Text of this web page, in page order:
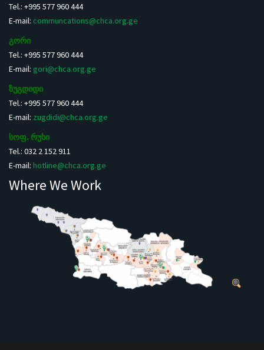
Tel.: +995 577 960 444
E-mail: communcations@chca.org.ge
გორი
Tel.: +995 577 960 444
E-mail: gori@chca.org.ge
ზუგდიდი
Tel.: +995 577 960 444
E-mail: zugdidi@chca.org.ge
სოფ. რუხი
Tel.: 032 2 152 911
E-mail: hotline@chca.org.ge
Where We Work